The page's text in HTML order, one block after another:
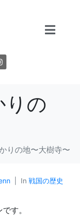
の
りの地〜大樹寺〜
In 戦国の歴史
す。